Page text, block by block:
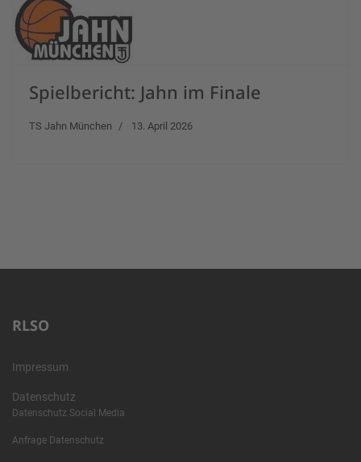
Spielbericht: Jahn im Finale
TS Jahn München 13. April 2026
RLSO
Impressum
Datenschutz
Datenschutz Social Media
Anfrage Datenschutz